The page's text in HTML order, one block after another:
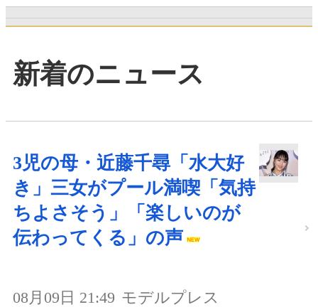
新着のニュース
3児の母・近藤千尋「水大好
き」三女がプール満喫「気持
ちよさそう」「楽しいのが
伝わってくる」の声
08月09日 21:49 モデルプレス